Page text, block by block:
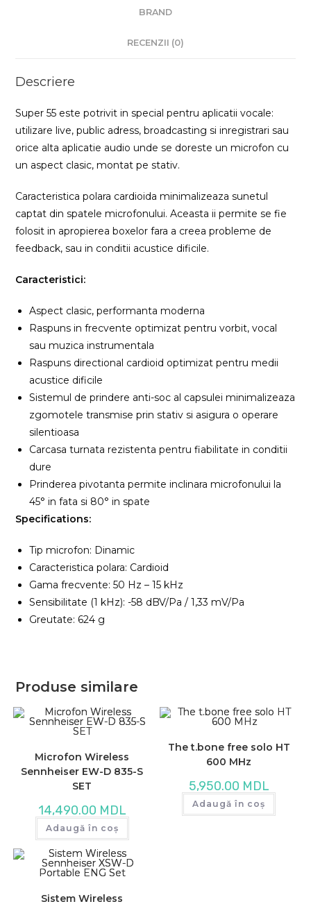
BRAND
RECENZII (0)
Descriere
Super 55 este potrivit in special pentru aplicatii vocale:
utilizare live, public adress, broadcasting si inregistrari sau
orice alta aplicatie audio unde se doreste un microfon cu
un aspect clasic, montat pe stativ.
Caracteristica polara cardioida minimalizeaza sunetul
captat din spatele microfonului. Aceasta ii permite se fie
folosit in apropierea boxelor fara a creea probleme de
feedback, sau in conditii acustice dificile.
Caracteristici:
Aspect clasic, performanta moderna
Raspuns in frecvente optimizat pentru vorbit, vocal
sau muzica instrumentala
Raspuns directional cardioid optimizat pentru medii
acustice dificile
Sistemul de prindere anti-soc al capsulei minimalizeaza
zgomotele transmise prin stativ si asigura o operare
silentioasa
Carcasa turnata rezistenta pentru fiabilitate in conditii
dure
Prinderea pivotanta permite inclinara microfonului la
45° in fata si 80° in spate
Specifications:
Tip microfon: Dinamic
Caracteristica polara: Cardioid
Gama frecvente: 50 Hz – 15 kHz
Sensibilitate (1 kHz): -58 dBV/Pa / 1,33 mV/Pa
Greutate: 624 g
Produse similare
Microfon Wireless
Sennheiser EW-D 835-S
SET
14,490.00 MDL
Adaugă în coș
The t.bone free solo HT
600 MHz
5,950.00 MDL
Adaugă în coș
Sistem Wireless